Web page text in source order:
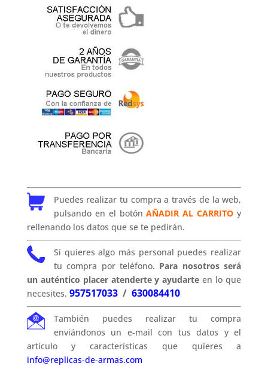
Puedes realizar tu compra a través de la web,
pulsando en el botónAÑADIR AL CARRITO y
rellenando los datos que se te pedirán.
Si quieres algo más personal puedes realizar
tu compra por teléfono. Para nosotros será
un auténtico placer atenderte y ayudarte en lo que
necesites. 957517033/ 630084410
También puedes realizar tu compra
enviándonos un e-mail con tus datos y el
artículo y características que quieres a
info@replicas-de-armas.com